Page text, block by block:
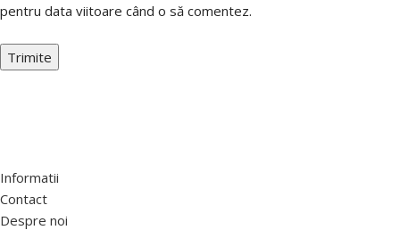
pentru data viitoare când o să comentez.
Informatii
Contact
Despre noi